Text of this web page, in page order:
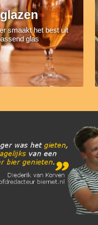
smaakt het best uit
glas